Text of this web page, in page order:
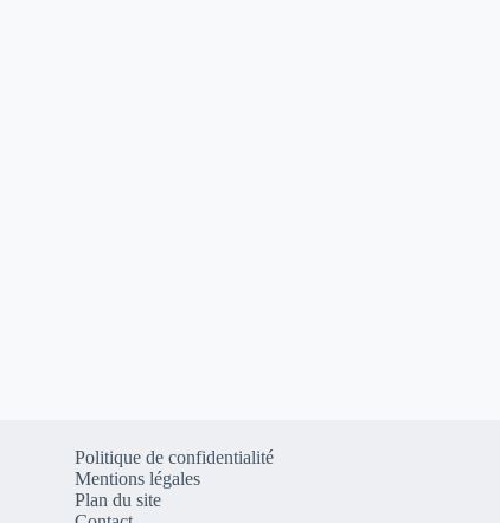
Politique de confidentialité
Mentions légales
Plan du site